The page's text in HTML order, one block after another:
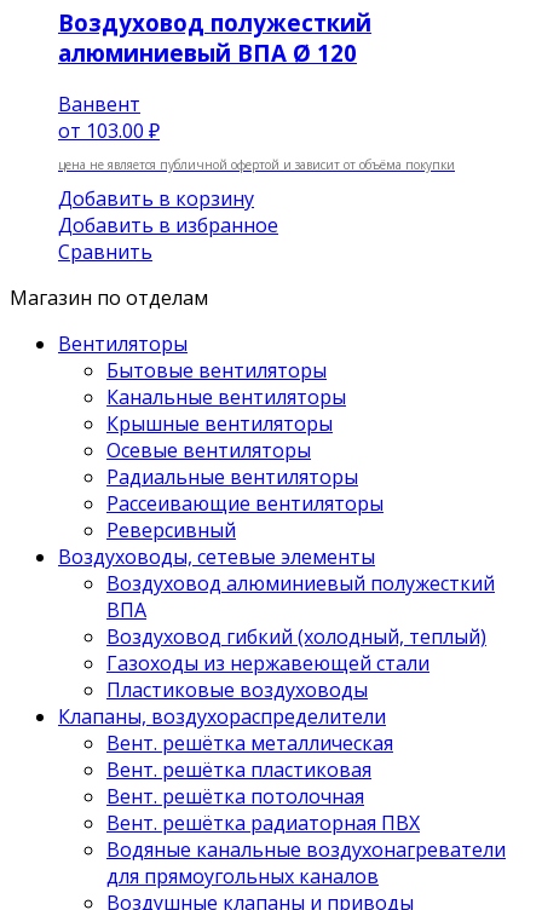
Воздуховод полужесткий
алюминиевый ВПА Ø 120
Ванвент
от 103.00 ₽
цена не является публичной офертой и зависит от объёма покупки
Добавить в корзину
Добавить в избранное
Сравнить
Магазин по отделам
Вентиляторы
Бытовые вентиляторы
Канальные вентиляторы
Крышные вентиляторы
Осевые вентиляторы
Радиальные вентиляторы
Рассеивающие вентиляторы
Реверсивный
Воздуховоды, сетевые элементы
Воздуховод алюминиевый полужесткий
ВПА
Воздуховод гибкий (холодный, теплый)
Газоходы из нержавеющей стали
Пластиковые воздуховоды
Клапаны, воздухораспределители
Вент. решётка металлическая
Вент. решётка пластиковая
Вент. решётка потолочная
Вент. решётка радиаторная ПВХ
Водяные канальные воздухонагреватели
для прямоугольных каналов
Воздушные клапаны и приводы